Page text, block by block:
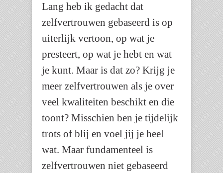
Lang heb ik gedacht dat
zelfvertrouwen gebaseerd is op
uiterlijk vertoon, op wat je
presteert, op wat je hebt en wat
je kunt. Maar is dat zo? Krijg je
meer zelfvertrouwen als je over
veel kwaliteiten beschikt en die
toont? Misschien ben je tijdelijk
trots of blij en voel jij je heel
wat. Maar fundamenteel is
zelfvertrouwen niet gebaseerd